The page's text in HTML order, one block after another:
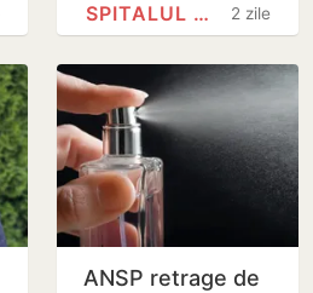
2 zile
SPITALUL CLINIC BĂLȚI
ANSP retrage de